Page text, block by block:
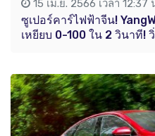
15 เม.ย. 2566 เวลา 12:37
ซูเปอร์คาร์ไฟฟ้าจีน!
เหยียบ 0-100 ใน 2 วินาที!